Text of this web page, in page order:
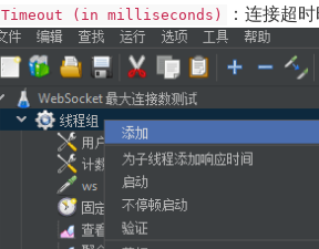
Timeout (in milliseconds) ：连接超